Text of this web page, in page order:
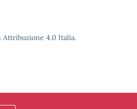
Attribuzione 4.0 Italia.